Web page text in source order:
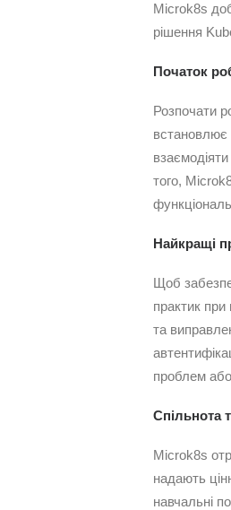
Microk8s
рішення
Початок
Розпочати
встановлює
того,
Найкращі
Щоб
практик
та
проблем
Спільнота
Microk8s
надають
навчальні